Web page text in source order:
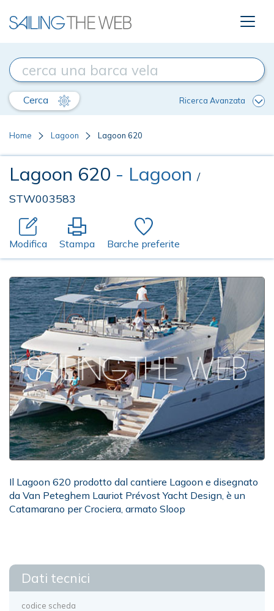
Cerca Ricerca Avanzata
Home Lagoon Lagoon 620
Lagoon 620 - Lagoon /
STW003583
Modifica Stampa Barche preferite
Il Lagoon 620 prodotto dal cantiere Lagoon e disegnato
da Van Peteghem Lauriot Prévost Yacht Design, è un
Catamarano per Crociera, armato Sloop
Dati tecnici
codice scheda